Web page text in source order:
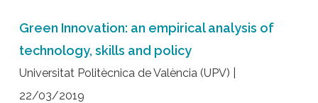
Green Innovation: an empirical analysis of
technology, skills and policy
Universitat Politècnica de València (UPV) |
22/03/2019